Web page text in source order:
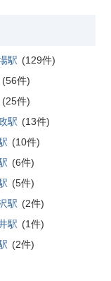
駅 (129件)
(56件)
(25件)
駅 (13件)
(10件)
(6件)
(5件)
駅 (2件)
駅 (1件)
(2件)